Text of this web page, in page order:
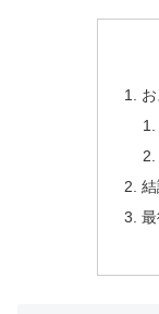
最